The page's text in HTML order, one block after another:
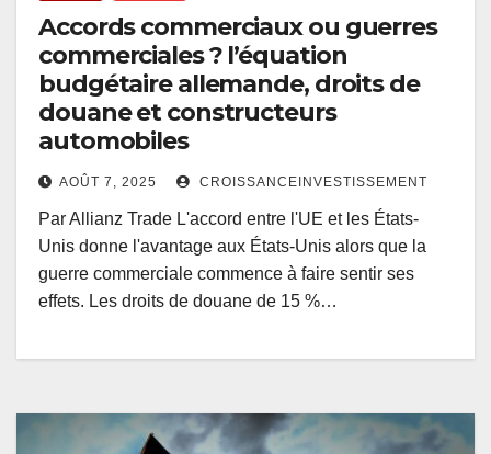
Accords commerciaux ou guerres
commerciales ? l’équation
budgétaire allemande, droits de
douane et constructeurs
automobiles
AOÛT 7, 2025 CROISSANCEINVESTISSEMENT
Par Allianz Trade L'accord entre l'UE et les États-
Unis donne l'avantage aux États-Unis alors que la
guerre commerciale commence à faire sentir ses
effets. Les droits de douane de 15 %…